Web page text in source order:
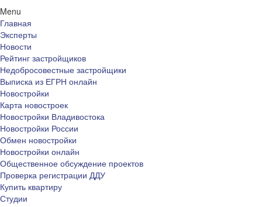
Menu
Главная
Эксперты
Новости
Рейтинг застройщиков
Недобросовестные застройщики
Выписка из ЕГРН онлайн
Новостройки
Карта новостроек
Новостройки Владивостока
Новостройки России
Обмен новостройки
Новостройки онлайн
Общественное обсуждение проектов
Проверка регистрации ДДУ
Купить квартиру
Студии